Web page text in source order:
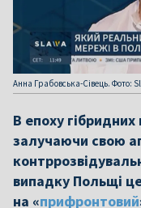
Анна Грабовська-Сівець. Фото:
В епоху
залучаючи свою
випадку Польщі
на «прифронтовий